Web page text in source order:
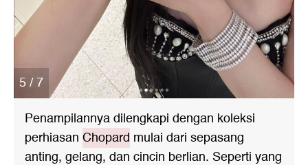
5 / 7
Penampilannya dilengkapi dengan koleksi
perhiasan Chopard mulai dari sepasang
anting, gelang, dan cincin berlian. Seperti yang